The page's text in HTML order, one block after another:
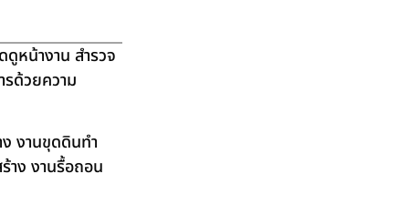
ดูหน้างาน สำรวจ
รด้วยความ
งานขุดดินทำ
าง งานรื้อถอน